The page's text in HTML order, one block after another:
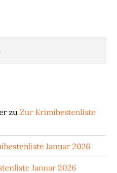
zuZur Krimibestenliste
Januar 2026
Januar 2026